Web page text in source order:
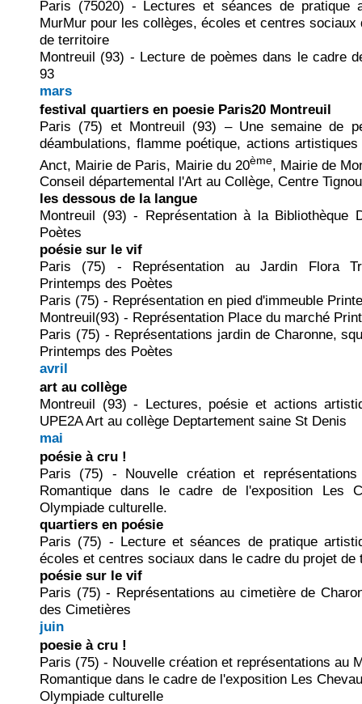
Paris (75020) - Lectures et séances de pratique
MurMur pour les collèges, écoles et centres sociaux
de territoire
Montreuil (93) - Lecture de poèmes dans le cadre
93
mars
festival quartiers en poesie Paris20 Montreuil
Paris (75) et Montreuil (93) – Une semaine de
déambulations, flamme poétique, actions
Anct, Mairie de Paris, Mairie du 20ème, Mairie de
Conseil départemental l'Art au Collège, Centre
les dessous de la langue
Montreuil (93) - Représentation à la Bibliothèque
Poètes
poésie sur le vif
Paris (75) - Représentation au Jardin Flora
Printemps des Poètes
Paris (75) - Représentation en pied d'immeuble
Montreuil(93) - Représentation Place du marché
Paris (75) - Représentations jardin de Charonne,
Printemps des Poètes
avril
art au collège
Montreuil (93) - Lectures, poésie et actions
UPE2A Art au collège Deptartement saine St Denis
mai
poésie à cru !
Paris (75) - Nouvelle création et
Romantique dans le cadre de l'exposition Les
Olympiade culturelle.
quartiers en poésie
Paris (75) - Lecture et séances de pratique
écoles et centres sociaux dans le cadre du projet de
poésie sur le vif
Paris (75) - Représentations au cimetière de
des Cimetières
juin
poesie à cru !
Paris (75) - Nouvelle création et représentations au
Romantique dans le cadre de l'exposition Les
Olympiade culturelle